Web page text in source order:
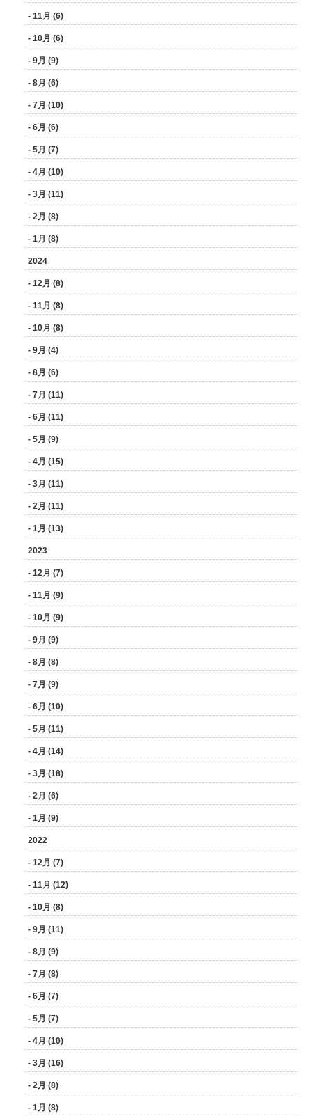
- 11月 (6)
- 10月 (6)
- 9月 (9)
- 8月 (6)
- 7月 (10)
- 6月 (6)
- 5月 (7)
- 4月 (10)
- 3月 (11)
- 2月 (8)
- 1月 (8)
2024
- 12月 (8)
- 11月 (8)
- 10月 (8)
- 9月 (4)
- 8月 (6)
- 7月 (11)
- 6月 (11)
- 5月 (9)
- 4月 (15)
- 3月 (11)
- 2月 (11)
- 1月 (13)
2023
- 12月 (7)
- 11月 (9)
- 10月 (9)
- 9月 (9)
- 8月 (8)
- 7月 (9)
- 6月 (10)
- 5月 (11)
- 4月 (14)
- 3月 (18)
- 2月 (6)
- 1月 (9)
2022
- 12月 (7)
- 11月 (12)
- 10月 (8)
- 9月 (11)
- 8月 (9)
- 7月 (8)
- 6月 (7)
- 5月 (7)
- 4月 (10)
- 3月 (16)
- 2月 (8)
- 1月 (8)